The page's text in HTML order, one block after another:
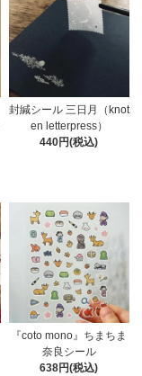
封緘シール 三日月（knot
en letterpress）
440円(税込)
『coto mono』ちまちま
奈良シール
638円(税込)